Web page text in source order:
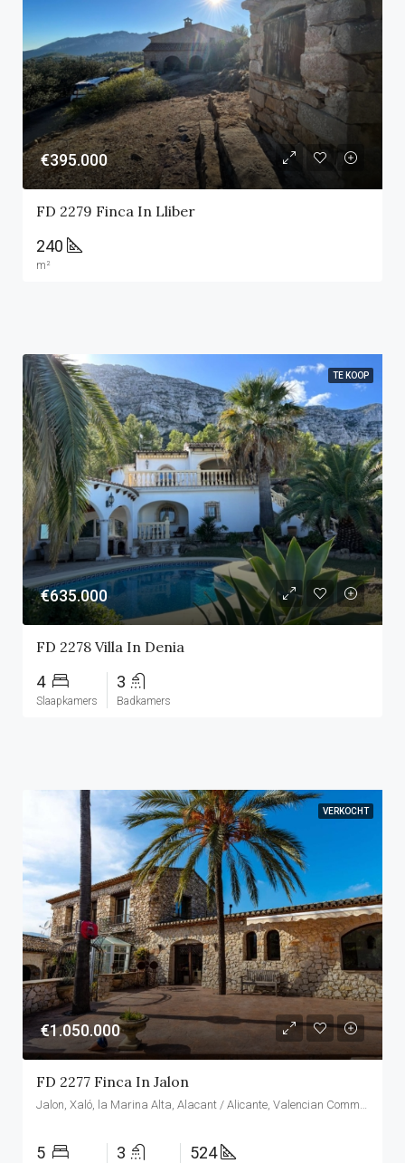
€395.000
FD 2279 Finca In Lliber
240
m²
TE KOOP
€635.000
FD 2278 Villa In Denia
4
Slaapkamers
3
Badkamers
VERKOCHT
€1.050.000
FD 2277 Finca In Jalon
Jalon, Xaló, la Marina Alta, Alacant / Alicante, Valencian Community, Spain
5 3 524